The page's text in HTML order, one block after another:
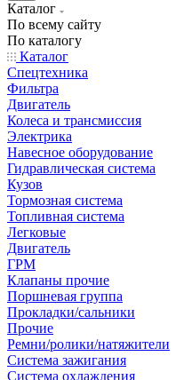
Каталог
По всему сайту
По каталогу
Каталог
Спецтехника
Фильтра
Двигатель
Колеса и трансмиссия
Электрика
Навесное оборудование
Гидравлическая система
Кузов
Тормозная система
Топливная система
Легковые
Двигатель
ГРМ
Клапаны прочие
Поршневая группа
Прокладки/сальники
Прочие
Ремни/ролики/натяжители
Система зажигания
Система охлаждения